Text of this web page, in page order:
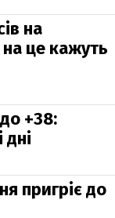
на
це кажуть
+38:
пригріє до